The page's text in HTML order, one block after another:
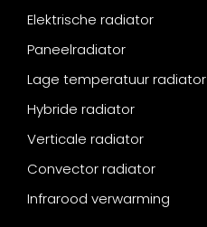
Elektrische radiator
Paneelradiator
Lage temperatuur radiator
Hybride radiator
Verticale radiator
Convector radiator
Infrarood verwarming